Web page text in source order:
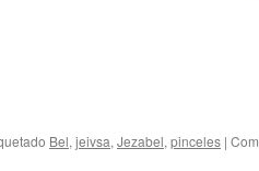
Bel, jeivsa, Jezabel, pinceles |